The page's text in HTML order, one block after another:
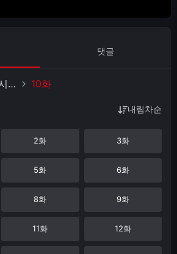
댓글
시카고 메드 시즌 6 10화
내림차순
2화 3화
5화 6화
8화 9화
11화 12화